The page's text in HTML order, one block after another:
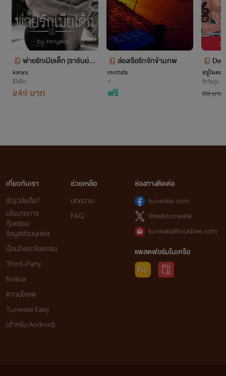
พ่ายรักเมียเด็ก (ราชันย์&ค
ะนิ้ง) NC+++
kanya
อีโรติก
249 บาท
ล่องเรือรักจักข้ามภพ
mottafa
Y
ฟรี
3
ร
อยู่ในตะ
รักวัยรุ่น
89 บาท
เกี่ยวกับเรา
ธัญวลัยคือ?
นโยบายการ
คุ้มครอง
ข้อมูลส่วนบุคคล
เงื่อนไขและข้อตกลง
Third-Party
Notice
ดาวน์โหลด
Tunwalai Easy
(สำหรับ Android)
ช่วยเหลือ
บทความ
FAQ
ช่องทางติดต่อ
tunwalai.com
@webtunwalai
tunwalai@ookbee.com
แพลตฟอร์มในเครือ